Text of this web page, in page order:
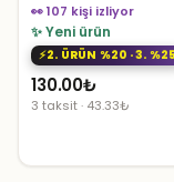
👀 107 kişi izliyor
✨ Yeni ürün
2. ÜRÜN %20 · 3. %25
130.00₺
3 taksit · 43.33₺